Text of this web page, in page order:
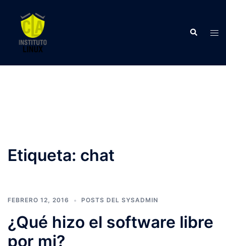
contenido
Buscar
Etiqueta: chat
FEBRERO 12, 2016 POSTS DEL SYSADMIN
¿Qué hizo el software libre
por mi?